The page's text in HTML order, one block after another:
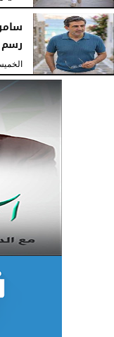
الخميس، 23 يوليو 2026
الخميس، 23